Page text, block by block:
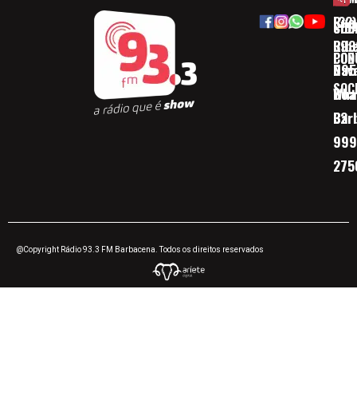
(32)
32
@Copyright Rádio 93.3 FM Barbacena. Todos os direitos reservados